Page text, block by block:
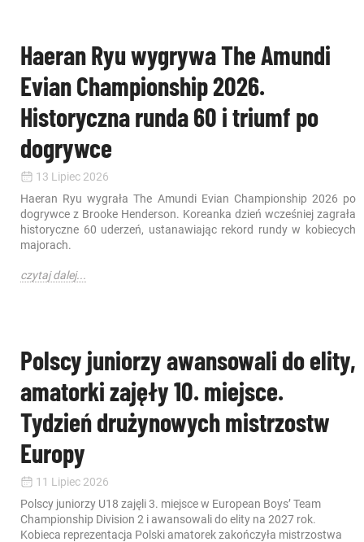
Haeran Ryu wygrywa The Amundi
Evian Championship 2026.
Historyczna runda 60 i triumf po
dogrywce
13 Lipiec 2026
Haeran Ryu wygrała The Amundi Evian Championship 2026 po
dogrywce z Brooke Henderson. Koreanka dzień wcześniej zagrała
historyczne 60 uderzeń, ustanawiając rekord rundy w kobiecych
majorach.
czytaj dalej...
Polscy juniorzy awansowali do elity,
amatorki zajęły 10. miejsce.
Tydzień drużynowych mistrzostw
Europy
11 Lipiec 2026
Polscy juniorzy U18 zajęli 3. miejsce w European Boys’ Team
Championship Division 2 i awansowali do elity na 2027 rok.
Kobieca reprezentacja Polski amatorek zakończyła mistrzostwa